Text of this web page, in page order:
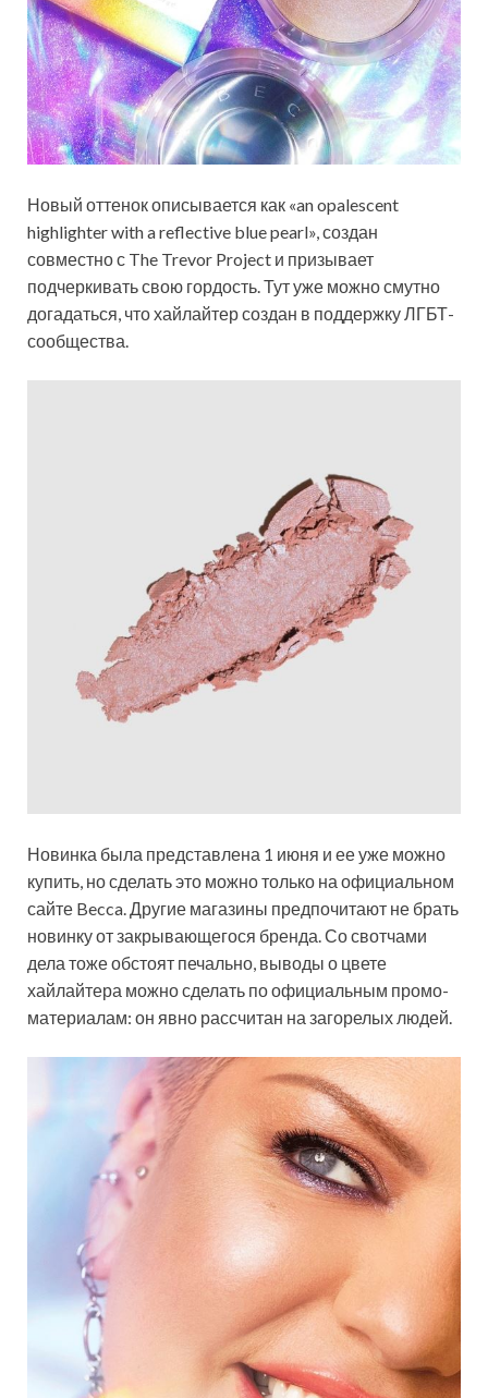
Новый оттенок описывается как «an opalescent
highlighter with a reflective blue pearl», создан
совместно с The Trevor Project и призывает
подчеркивать свою гордость. Тут уже можно смутно
догадаться, что хайлайтер создан в поддержку ЛГБТ-
сообщества.
Новинка была представлена 1 июня и ее уже можно
купить, но сделать это можно только на официальном
сайте Becca. Другие магазины предпочитают не брать
новинку от закрывающегося бренда. Со свотчами
дела тоже обстоят печально, выводы о цвете
хайлайтера можно сделать по официальным промо-
материалам: он явно рассчитан на загорелых людей.